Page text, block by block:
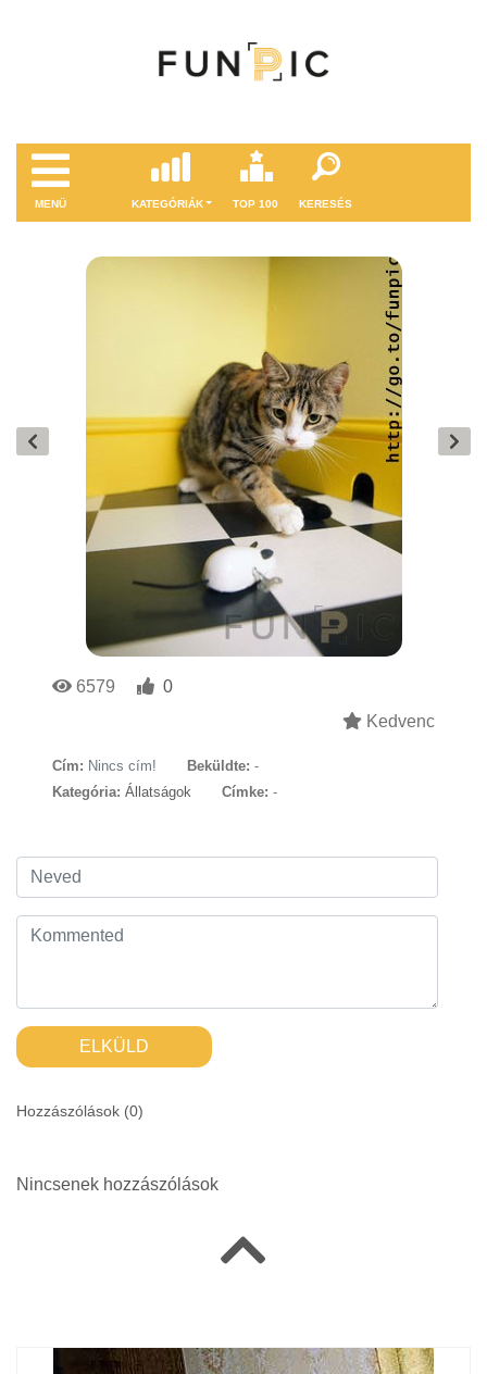
MENÜ KATEGÓRIÁK TOP 100 KERESÉS
6579
0
Kedvenc
Cím: Nincs cím! Beküldte: -
Kategória: Állatságok Címke: -
ELKÜLD
Hozzászólások (0)
Nincsenek hozzászólások